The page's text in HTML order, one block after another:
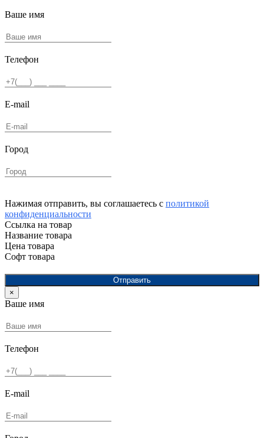
Ваше имя
Телефон
E-mail
Город
Нажимая отправить, вы соглашаетесь с политикой
конфиденциальности
Ссылка на товар
Название товара
Цена товара
Софт товара
Отправить
×
Ваше имя
Телефон
E-mail